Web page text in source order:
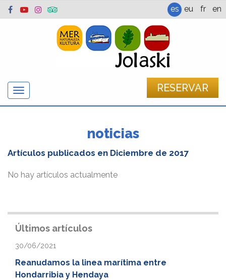
es eu fr en
RESERVAR
Mostrar/ocultar
navegación
noticias
Artículos publicados en Diciembre de 2017
No hay artículos actualmente
Últimos artículos
30/06/2021
Reanudamos la linea marítima entre
Hondarribia y Hendaya